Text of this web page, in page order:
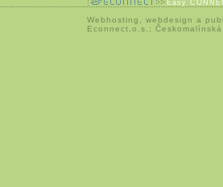
Easy
Webhosting webdesign a
Econnect,o.s.;